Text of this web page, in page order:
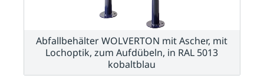
Abfallbehälter WOLVERTON mit Ascher, mit
Lochoptik, zum Aufdübeln, in RAL 5013
kobaltblau